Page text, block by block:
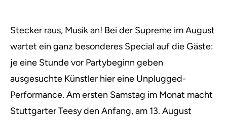
Stecker raus, Musik an! Bei der Supreme im August
wartet ein ganz besonderes Special auf die Gäste:
je eine Stunde vor Partybeginn geben
ausgesuchte Künstler hier eine Unplugged-
Performance. Am ersten Samstag im Monat macht
Stuttgarter Teesy den Anfang, am 13. August